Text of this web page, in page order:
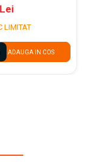
LIMITAT
ADAUGA IN COS